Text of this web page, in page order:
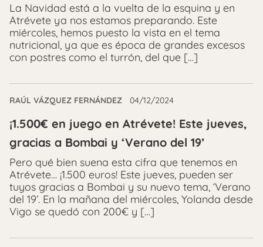
La Navidad está a la vuelta de la esquina y en
Atrévete ya nos estamos preparando. Este
miércoles, hemos puesto la vista en el tema
nutricional, ya que es época de grandes excesos
con postres como el turrón, del que […]
RAÚL VÁZQUEZ FERNÁNDEZ 04/12/2024
¡1.500€ en juego en Atrévete! Este jueves,
gracias a Bombai y ‘Verano del 19’
Pero qué bien suena esta cifra que tenemos en
Atrévete… ¡1.500 euros! Este jueves, pueden ser
tuyos gracias a Bombai y su nuevo tema, ‘Verano
del 19’. En la mañana del miércoles, Yolanda desde
Vigo se quedó con 200€ y […]